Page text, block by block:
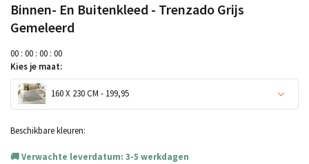
Binnen- En Buitenkleed - Trenzado Grijs
Gemeleerd
00 : 00 : 00 : 00
Kies je maat:
160 X 230 CM - 199,95
Beschikbare kleuren:
Verwachte leverdatum: 3-5 werkdagen